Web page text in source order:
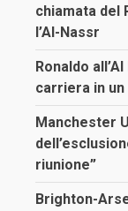
chiamata del
l’Al-Nassr
Ronaldo
carriera in un
Manchester
riunione”
Brighton-